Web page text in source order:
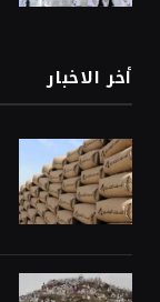
أخر الاخبار